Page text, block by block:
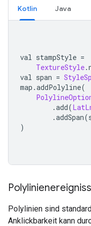
Kotlin Java
val stampStyle =
TextureStyle.
val span =
map .addPolyline(
.add(
.addSpan(
)
Polylinien sind
Anklickbarkeit kann